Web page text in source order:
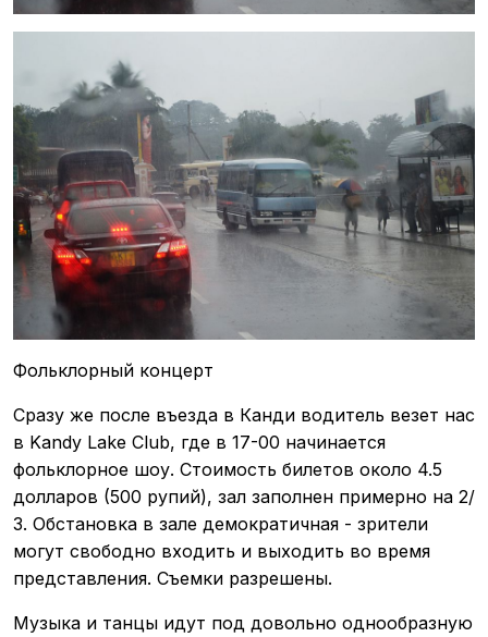
Фольклорный концерт
Сразу же после въезда в Канди водитель везет нас
в Kandy Lake Club, где в 17-00 начинается
фольклорное шоу. Стоимость билетов около 4.5
долларов (500 рупий), зал заполнен примерно на 2/
3. Обстановка в зале демократичная - зрители
могут свободно входить и выходить во время
представления. Съемки разрешены.
Музыка и танцы идут под довольно однообразную